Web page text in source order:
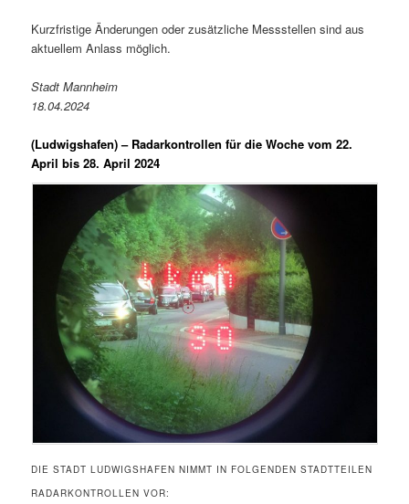
Kurzfristige Änderungen oder zusätzliche Messstellen sind aus
aktuellem Anlass möglich.
Stadt Mannheim
18.04.2024
(Ludwigshafen) – Radarkontrollen für die Woche vom 22.
April bis 28. April 2024
DIE STADT LUDWIGSHAFEN NIMMT IN FOLGENDEN STADTTEILEN
RADARKONTROLLEN VOR: